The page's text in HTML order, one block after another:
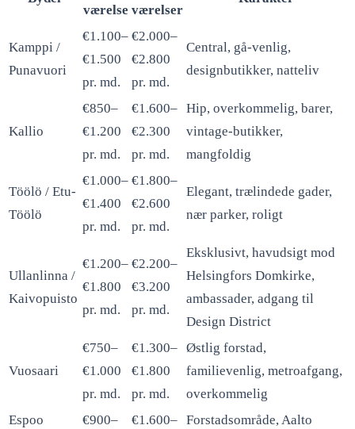
værelse værelser
Kamppi /
Punavuori
€1.100–
€1.500
pr. md.
€2.000–
€2.800
pr. md.
Central, gå-venlig,
designbutikker, natteliv
Kallio
€850–
€1.200
pr. md.
€1.600–
€2.300
pr. md.
Hip, overkommelig, barer,
vintage-butikker,
mangfoldig
Töölö / Etu-
Töölö
€1.000–
€1.400
pr. md.
€1.800–
€2.600
pr. md.
Elegant, trælindede gader,
nær parker, roligt
Ullanlinna /
Kaivopuisto
€1.200–
€1.800
pr. md.
€2.200–
€3.200
pr. md.
Eksklusivt, havudsigt mod
Helsingfors Domkirke,
ambassader, adgang til
Design District
Vuosaari
€750–
€1.000
pr. md.
€1.300–
€1.800
pr. md.
Østlig forstad,
familievenlig, metroafgang,
overkommelig
Espoo
€900–
€1.600– Forstadsområde, Aalto